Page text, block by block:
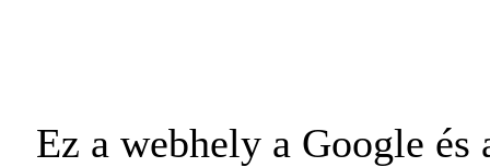
Ez a webhely a Google